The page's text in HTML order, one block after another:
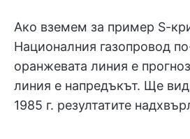
Ако вземем за пример S-
Националния газопровод
оранжевата линия е
линия е напредъкът. Ще
1985 г. резултатите